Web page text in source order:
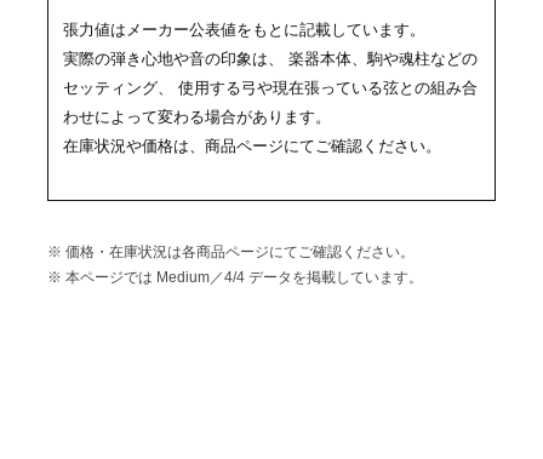
張力値はメーカー公表値をもとに記載しています。
実際の弾き心地や音の印象は、 楽器本体、駒や魂柱などの
セッティング、 使用する弓や現在張っている弦との組み合
わせによって変わる場合があります。
在庫状況や価格は、商品ページにてご確認ください。
※ 価格・在庫状況は各商品ページにてご確認ください。
※ 本ページでは Medium／4/4 データを掲載しています。